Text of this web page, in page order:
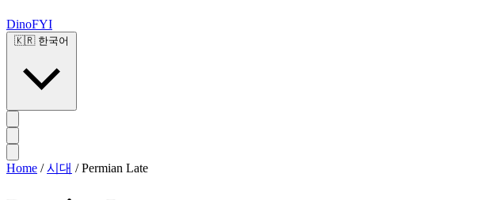
DinoFYI
🇰🇷 한국어
Home / 시대 / Permian Late